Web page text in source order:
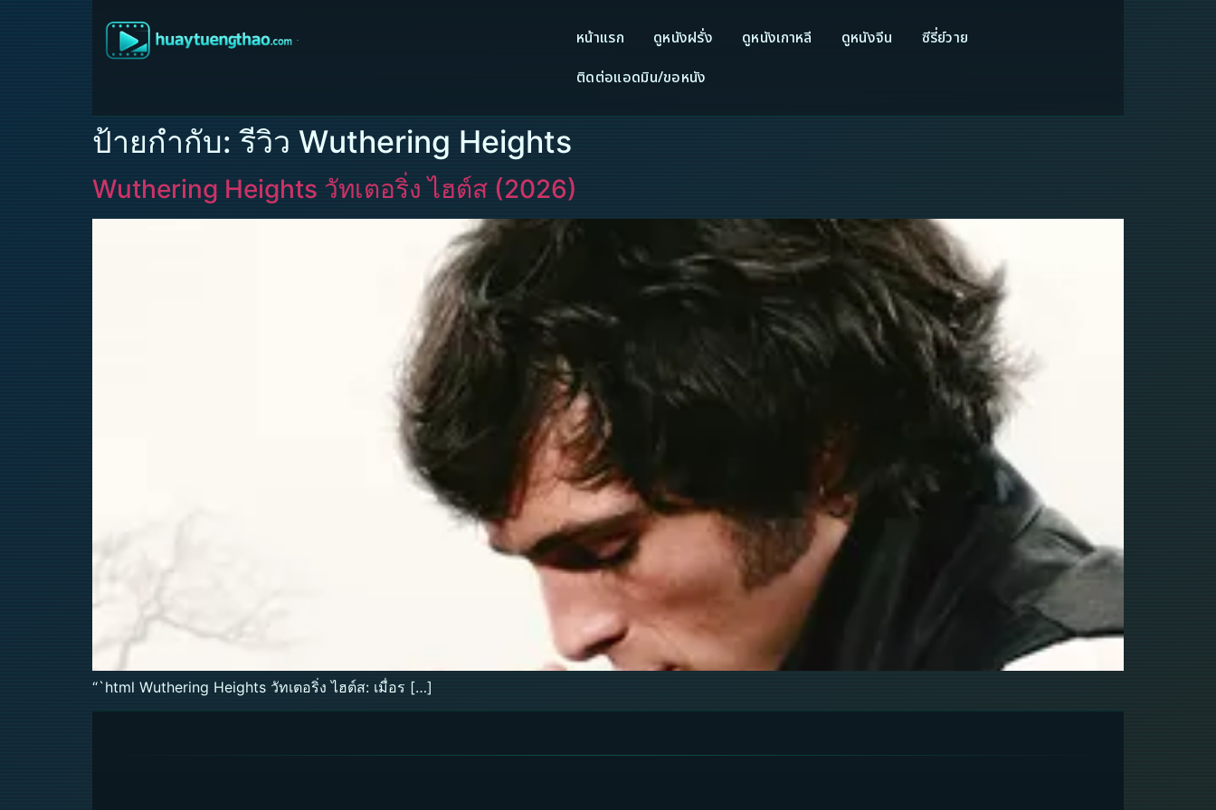
หน้าแรก ดูหนังฝรั่ง ดูหนังเกาหลี ดูหนังจีน
ซีรี่ย์วาย
ติดต่อแอดมิน/ขอหนัง
ป้ายกำกับ:รีวิว Wuthering Heights
Wuthering Heights วัทเตอริ่ง ไฮต์ส (2026)
“`html Wuthering Heights วัทเตอริ่ง ไฮต์ส: เมื่อร […]